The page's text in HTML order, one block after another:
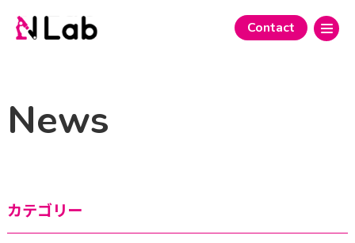
Contact
News
カテゴリー